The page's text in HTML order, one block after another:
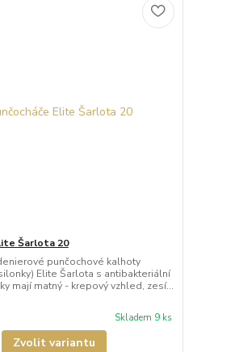
Šarlota 20
punčochové kalhoty
Elite Šarlota s antibakteriální
mají matný - krepový vzhled, zesí...
Skladem 9 ks
Zvolit variantu